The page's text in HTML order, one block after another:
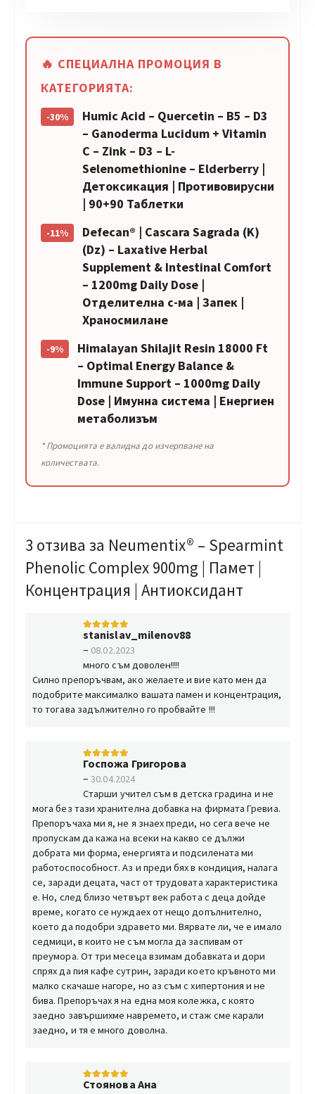
🔥 СПЕЦИАЛНА ПРОМОЦИЯ В
КАТЕГОРИЯТА:
-30%
Humic Acid – Quercetin – B5 – D3
– Ganoderma Lucidum + Vitamin
C – Zink – D3 – L-
Selenomethionine – Elderberry |
Детоксикация | Противовирусни
| 90+90 Таблетки
-11%
Defecan® | Cascara Sagrada (K)
(Dz) – Laxative Herbal
Supplement & Intestinal Comfort
– 1200mg Daily Dose |
Отделителна с-ма | Запек |
Храносмилане
-9%
Himalayan Shilajit Resin 18000 Ft
– Optimal Energy Balance &
Immune Support – 1000mg Daily
Dose | Имунна система | Енергиен
метаболизъм
* Промоцията е валидна до изчерпване на
количествата.
3 отзива за Neumentix® – Spearmint
Phenolic Complex 900mg | Памет |
Концентрация | Антиоксидант
5от 5
stanislav_milenov88
– 08.02.2023
много съм доволен!!!!
Силно препоръчвам, ако желаете и вие като мен да
подобрите максималко вашата памен и концентрация,
то тогава задължително го пробвайте !!!
5от 5
Госпожа Григорова
– 30.04.2024
Старши учител съм в детска градина и не
мога без тази хранителна добавка на фирмата Гревиа.
Препоръчаха ми я, не я знаех преди, но сега вече не
пропускам да кажа на всеки на какво се дължи
добрата ми форма, енергията и подсилената ми
работоспособност. Аз и преди бях в кондиция, налага
се, заради децата, част от трудовата характеристика
е. Но, след близо четвърт век работа с деца дойде
време, когато се нуждаех от нещо допълнително,
което да подобри здравето ми. Вярвате ли, че е имало
седмици, в които не съм могла да заспивам от
преумора. От три месеца взимам добавката и дори
спрях да пия кафе сутрин, заради което кръвното ми
малко скачаше нагоре, но аз съм с хипертония и не
бива. Препоръчах я на една моя колежка, с която
заедно завършихме навремето, и стаж сме карали
заедно, и тя е много доволна.
5от 5
Стоянова Ана